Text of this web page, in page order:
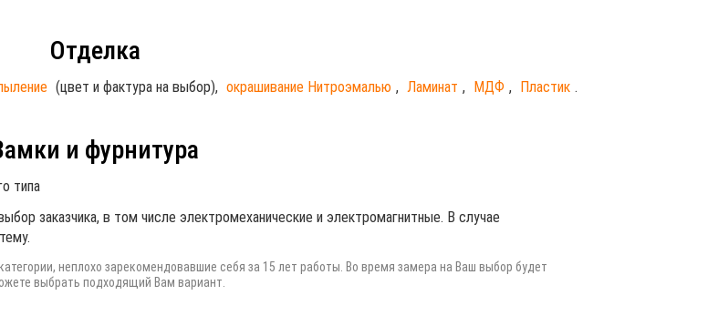
Отделка
(цвет и фактура на выбор), окрашивание Нитроэмалью , Ламинат , МДФ , Пластик .
и фурнитура
типа
заказчика, в том числе электромеханические и электромагнитные. В случае
.
неплохо зарекомендовавшие себя за 15 лет работы. Во время замера на Ваш выбор будет
выбрать подходящий Вам вариант.